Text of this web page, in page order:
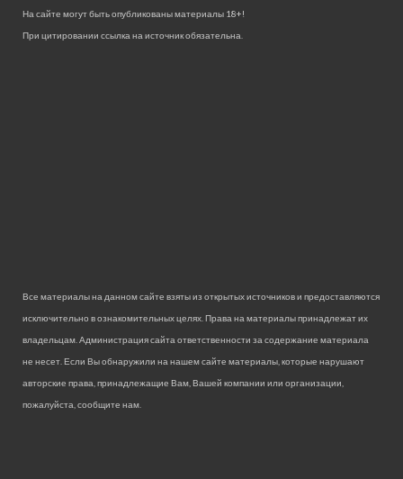
На сайте могут быть опубликованы материалы 18+!
При цитировании ссылка на источник обязательна.
Все материалы на данном сайте взяты из открытых источников и предоставляются
исключительно в ознакомительных целях. Права на материалы принадлежат их
владельцам. Администрация сайта ответственности за содержание материала
не несет. Если Вы обнаружили на нашем сайте материалы, которые нарушают
авторские права, принадлежащие Вам, Вашей компании или организации,
пожалуйста, сообщите нам.